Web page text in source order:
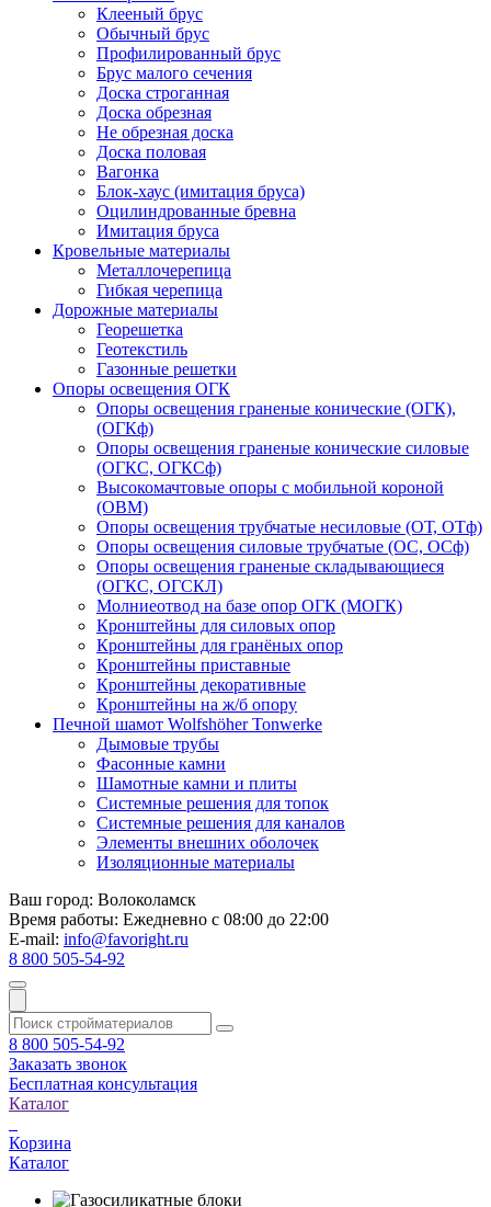
Клееный брус
Обычный брус
Профилированный брус
Брус малого сечения
Доска строганная
Доска обрезная
Не обрезная доска
Доска половая
Вагонка
Блок-хаус (имитация бруса)
Оцилиндрованные бревна
Имитация бруса
Кровельные материалы
Металлочерепица
Гибкая черепица
Дорожные материалы
Георешетка
Геотекстиль
Газонные решетки
Опоры освещения ОГК
Опоры освещения граненые конические (ОГК),
(ОГКф)
Опоры освещения граненые конические силовые
(ОГКС, ОГКСф)
Высокомачтовые опоры с мобильной короной
(ОВМ)
Опоры освещения трубчатые несиловые (ОТ, ОТф)
Опоры освещения силовые трубчатые (ОС, ОСф)
Опоры освещения граненые складывающиеся
(ОГКС, ОГСКЛ)
Молниеотвод на базе опор ОГК (МОГК)
Кронштейны для силовых опор
Кронштейны для гранёных опор
Кронштейны приставные
Кронштейны декоративные
Кронштейны на ж/б опору
Печной шамот Wolfshöher Tonwerke
Дымовые трубы
Фасонные камни
Шамотные камни и плиты
Системные решения для топок
Системные решения для каналов
Элементы внешних оболочек
Изоляционные материалы
Ваш город: Волоколамск
Время работы: Ежедневно с 08:00 до 22:00
E-mail: info@favoright.ru
8 800 505-54-92
8 800 505-54-92
Заказать звонок
Бесплатная консультация
Каталог
Корзина
Каталог